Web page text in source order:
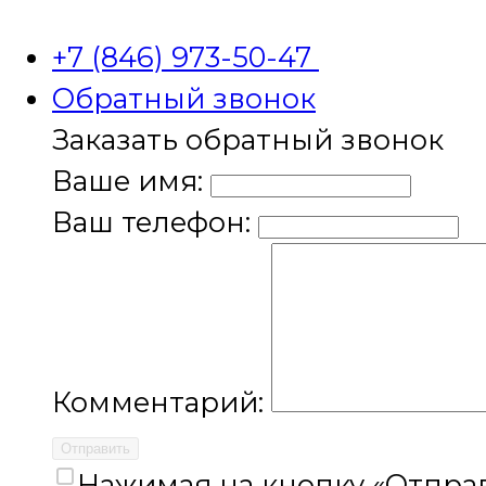
+7 (846) 973-50-47
Обратный звонок
Заказать обратный звонок
Ваше имя:
Ваш телефон:
Комментарий:
Отправить